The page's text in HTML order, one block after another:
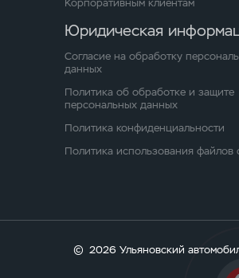
Корпоративным клиентам
Юридическая
Согласие на обработку
данных
Политика об обработке и защите
персональных данных
Политика конфиденциальности
Политика использования файлов
© 2026 Ульяновский